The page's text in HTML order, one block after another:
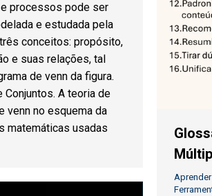
processos pode ser
e estudada pela
conceitos: propósito,
e suas relações, tal
de venn da figura.
Conjuntos. A teoria de
venn no esquema da
matemáticas usadas